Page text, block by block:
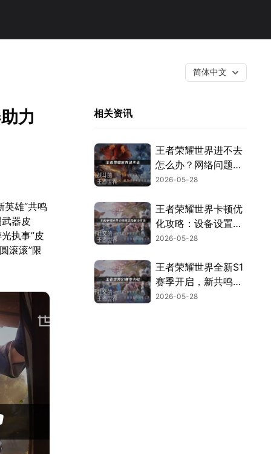
简体中文
力
英雄“共鸣
武器皮
执事”皮
滚滚”限
相关资讯
王者荣耀世界进不去
怎么办？网络问题解
决指南！
2026-05-28
王者荣耀世界卡顿优
化攻略：设备设置与
UU加速器实测！
2026-05-28
王者荣耀世界全新S1
赛季开启，新共鸣、
新地图等全新内容登
2026-05-28